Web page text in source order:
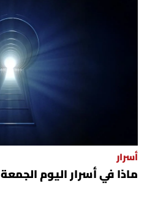
أسرار
ماذا في أسرار اليوم الجمعة 07-08-2026؟